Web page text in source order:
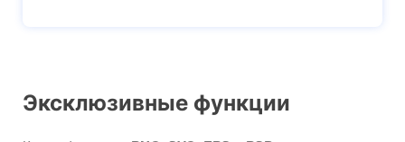
Эксклюзивные функции